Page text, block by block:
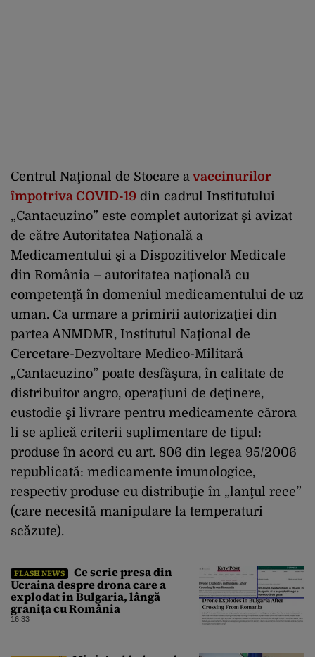
Centrul Naţional de Stocare a vaccinurilor
împotriva COVID-19 din cadrul Institutului
„Cantacuzino” este complet autorizat şi avizat
de către Autoritatea Naţională a
Medicamentului şi a Dispozitivelor Medicale
din România – autoritatea naţională cu
competenţă în domeniul medicamentului de uz
uman. Ca urmare a primirii autorizaţiei din
partea ANMDMR, Institutul Naţional de
Cercetare-Dezvoltare Medico-Militară
„Cantacuzino” poate desfăşura, în calitate de
distribuitor angro, operaţiuni de deţinere,
custodie şi livrare pentru medicamente cărora
li se aplică criterii suplimentare de tipul:
produse în acord cu art. 806 din legea 95/2006
republicată: medicamente imunologice,
respectiv produse cu distribuţie în „lanţul rece”
(care necesită manipulare la temperaturi
scăzute).
FLASH NEWS
Ce scrie presa din
Ucraina despre drona care a
explodat în Bulgaria, lângă
granița cu România
16:33